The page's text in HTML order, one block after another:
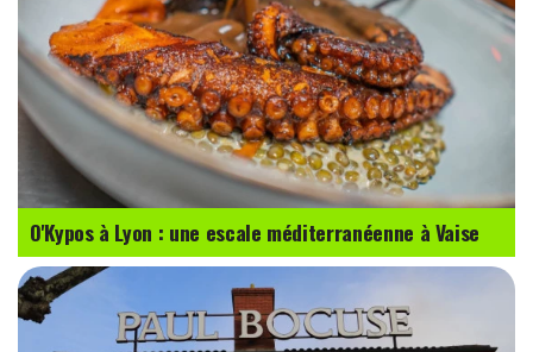
O'Kypos à Lyon : une escale méditerranéenne à Vaise